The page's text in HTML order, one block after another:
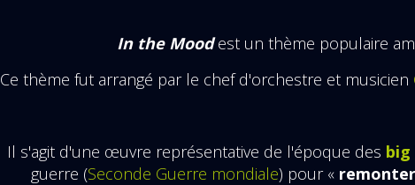
In the Moodest un thème populaire
Ce thème fut arrangé par le chef d'orchestre et musicien
Il s'agit d'une œuvre représentative de l'époque des big
guerre (Seconde Guerre mondiale) pour «